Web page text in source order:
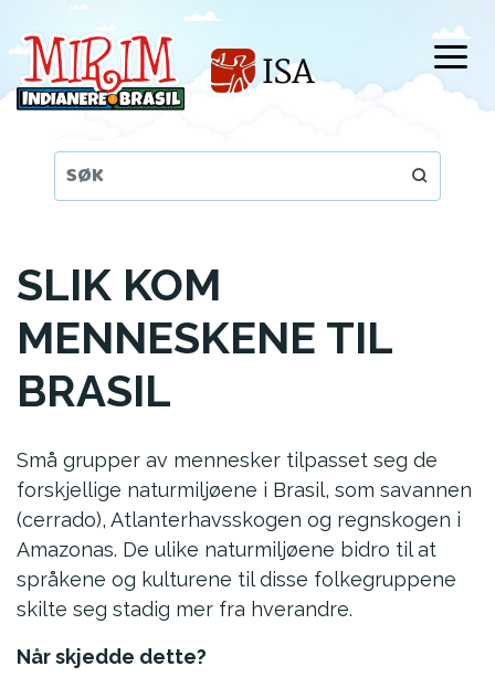
hovedinnhold
SLIK KOM
MENNESKENE TIL
BRASIL
Små grupper av mennesker tilpasset seg de
forskjellige naturmiljøene i Brasil, som savannen
(cerrado), Atlanterhavsskogen og regnskogen i
Amazonas. De ulike naturmiljøene bidro til at
språkene og kulturene til disse folkegruppene
skilte seg stadig mer fra hverandre.
Når skjedde dette?